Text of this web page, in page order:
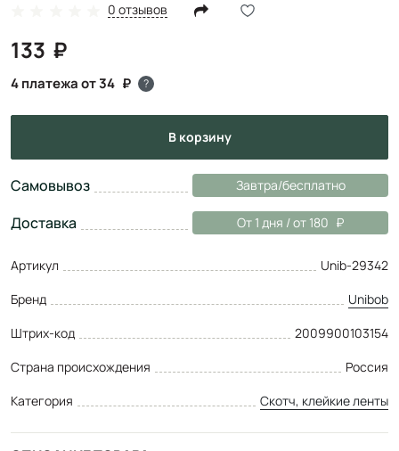
0 отзывов
133
4 платежа от 34 ?
в корзину
Самовывоз Завтра/бесплатно
Доставка От 1 дня / от 180
Артикул
Unib-29342
Бренд
Unibob
Штрих-код
2009900103154
Страна происхождения
Россия
Категория
Скотч, клейкие ленты